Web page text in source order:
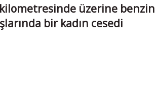
üzerine benzin
bir kadın cesedi